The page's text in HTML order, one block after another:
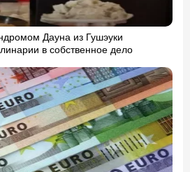
Дауна из Гушэуки
в собственное дело